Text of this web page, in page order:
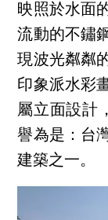
映照於水面
流動的不鏽
現波光粼粼
印象派水彩
屬立面設計
譽為是：台
建築之一。